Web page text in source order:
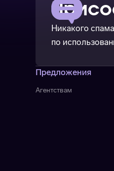
Никакого
по
Предложения
Агентствам